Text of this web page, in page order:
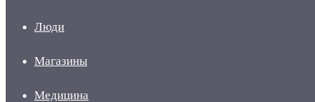
Люди
Магазины
Медицина